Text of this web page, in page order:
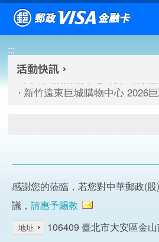
跳到主要內容區塊
:::
高雄大樂購物中心 刷卡郵好
臺北三創生活 有點東西第2波
高雄大樂購物中心 刷卡郵好
新竹遠東巨城購物中心 2026
感謝您的蒞臨，若您對中華郵政(
議， 請惠予賜教
地址 106409 臺北市大安區金